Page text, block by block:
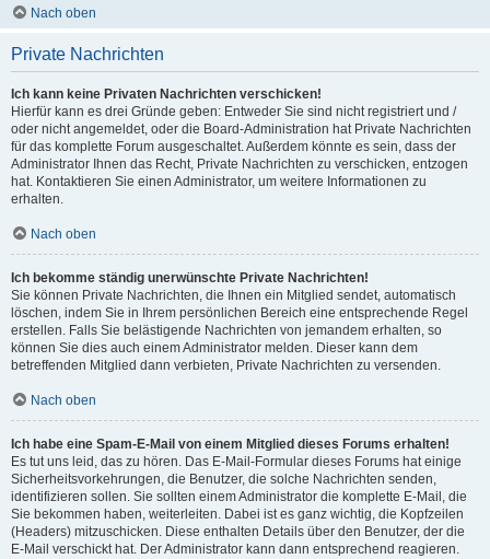
Nach oben
Private Nachrichten
Ich kann keine Privaten Nachrichten verschicken!
Hierfür kann es drei Gründe geben: Entweder Sie sind nicht registriert und /
oder nicht angemeldet, oder die Board-Administration hat Private Nachrichten
für das komplette Forum ausgeschaltet. Außerdem könnte es sein, dass der
Administrator Ihnen das Recht, Private Nachrichten zu verschicken, entzogen
hat. Kontaktieren Sie einen Administrator, um weitere Informationen zu
erhalten.
Nach oben
Ich bekomme ständig unerwünschte Private Nachrichten!
Sie können Private Nachrichten, die Ihnen ein Mitglied sendet, automatisch
löschen, indem Sie in Ihrem persönlichen Bereich eine entsprechende Regel
erstellen. Falls Sie belästigende Nachrichten von jemandem erhalten, so
können Sie dies auch einem Administrator melden. Dieser kann dem
betreffenden Mitglied dann verbieten, Private Nachrichten zu versenden.
Nach oben
Ich habe eine Spam-E-Mail von einem Mitglied dieses Forums erhalten!
Es tut uns leid, das zu hören. Das E-Mail-Formular dieses Forums hat einige
Sicherheitsvorkehrungen, die Benutzer, die solche Nachrichten senden,
identifizieren sollen. Sie sollten einem Administrator die komplette E-Mail, die
Sie bekommen haben, weiterleiten. Dabei ist es ganz wichtig, die Kopfzeilen
(Headers) mitzuschicken. Diese enthalten Details über den Benutzer, der die
E-Mail verschickt hat. Der Administrator kann dann entsprechend reagieren.